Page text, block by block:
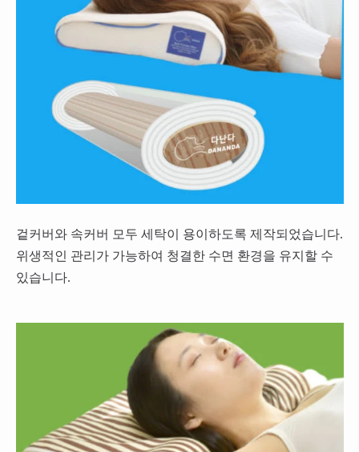
겉커버와 속커버 모두 세탁이 용이하도록 제작되었습니다.
위생적인 관리가 가능하여 청결한 수면 환경을 유지할 수
있습니다.